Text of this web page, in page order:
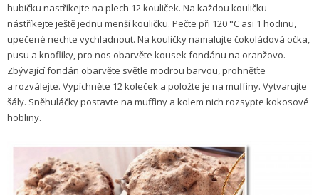
hubičku nastříkejte na plech 12 kouliček. Na každou kouličku
nástříkejte ještě jednu menší kouličku. Pečte při 120 °C asi 1 hodinu,
upečené nechte vychladnout. Na kouličky namalujte čokoládová očka,
pusu a knoflíky, pro nos obarvěte kousek fondánu na oranžovo.
Zbývající fondán obarvěte světle modrou barvou, prohněťte
a rozválejte. Vypíchněte 12 koleček a položte je na muffiny. Vytvarujte
šály. Sněhuláčky postavte na muffiny a kolem nich rozsypte kokosové
hobliny.